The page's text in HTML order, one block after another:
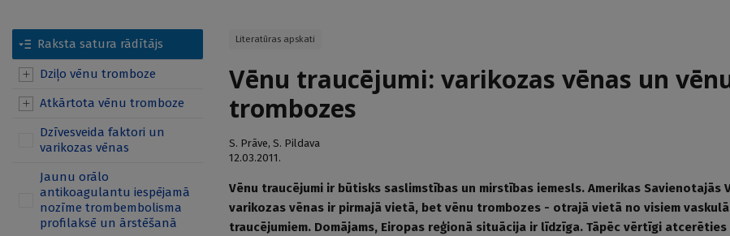
Raksta satura rādītājs
Dziļo vēnu tromboze
Atkārtota vēnu tromboze
Dzīvesveida faktori un
varikozas vēnas
Jaunu orālo
antikoagulantu iespējamā
nozīme trombembolisma
profilaksē un ārstēšanā
Literatūras apskati
Vēnu traucējumi: varikozas vēnas un
trombozes
S. Prāve, S. Pildava
12.03.2011.
Vēnu traucējumi ir būtisks saslimstības un mirstības iemesls. Amerikas Savienotajās
varikozas vēnas ir pirmajā vietā, bet vēnu trombozes - otrajā vietā no visiem
traucējumiem. Domājams, Eiropas reģionā situācija ir līdzīga. Tāpēc vērtīgi atcerēties